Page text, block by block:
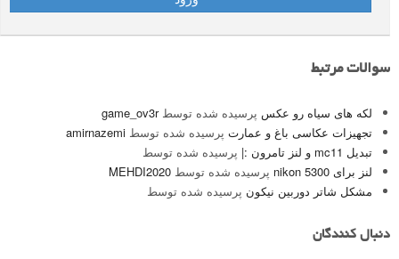
سوالات مرتبط
لکه های سیاه رو عکس پرسیده شده توسطgame_ov3r
تجهیزات عکاسی باغ و عمارت پرسیده شده توسط amirnazemi
تبدیل mc11 و لنز تامرون :|
پرسیده شده توسط
لنز برای nikon 5300
پرسیده شده توسط MEHDI2020
مشکل شاتر دوربین نیکون پرسیده شده توسط
دنبال کنندگان